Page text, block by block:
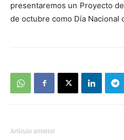
presentaremos un Proyecto
de octubre como Día Nacional
Artículo anterior